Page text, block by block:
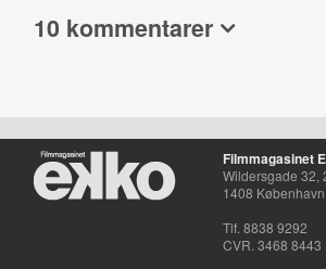
10 kommentarer
Filmmagasinet
Wildersgade 32,
1408
Tlf. 8838 9292
CVR. 3468 8443